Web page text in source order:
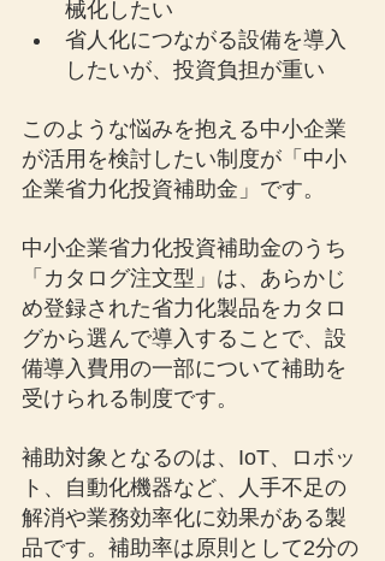
械化したい
省人化につながる設備を導入
したいが、投資負担が重い
このような悩みを抱える中小企業
が活用を検討したい制度が「中小
企業省力化投資補助金」です。
中小企業省力化投資補助金のうち
「カタログ注文型」は、あらかじ
め登録された省力化製品をカタロ
グから選んで導入することで、設
備導入費用の一部について補助を
受けられる制度です。
補助対象となるのは、IoT、ロボッ
ト、自動化機器など、人手不足の
解消や業務効率化に効果がある製
品です。補助率は原則として2分の